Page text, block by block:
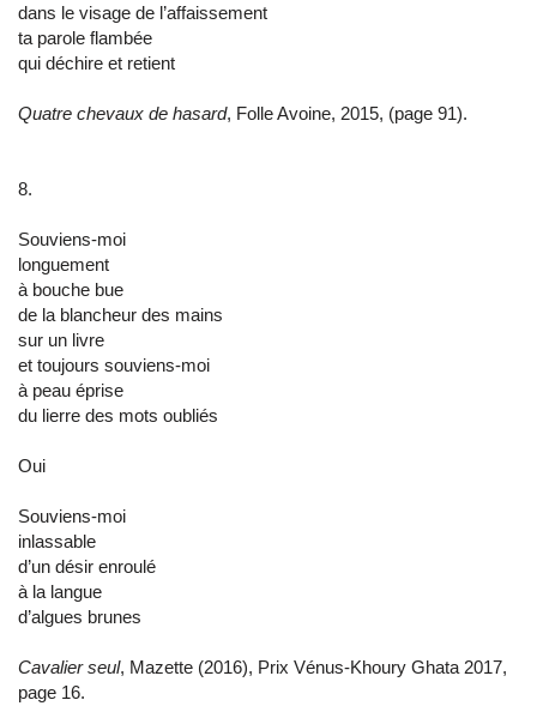
dans le visage de l’affaissement
ta parole flambée
qui déchire et retient
Quatre chevaux de hasard, Folle Avoine, 2015, (page 91).
8.
Souviens-moi
longuement
à bouche bue
de la blancheur des mains
sur un livre
et toujours souviens-moi
à peau éprise
du lierre des mots oubliés
Oui
Souviens-moi
inlassable
d’un désir enroulé
à la langue
d’algues brunes
Cavalier seul, Mazette (2016), Prix Vénus-Khoury Ghata 2017,
page 16.